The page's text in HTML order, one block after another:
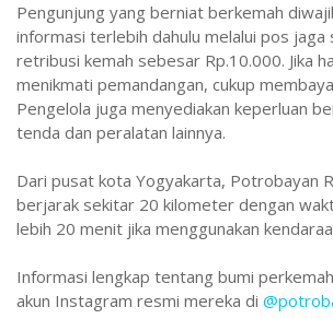
Pengunjung yang berniat berkemah
informasi terlebih dahulu melalui pos
retribusi kemah sebesar Rp.10.000. Jika
menikmati pemandangan, cukup
Pengelola juga menyediakan keperluan
tenda dan peralatan lainnya.
Dari pusat kota Yogyakarta, Potrobayan
berjarak sekitar 20 kilometer dengan
lebih 20 menit jika menggunakan
Informasi lengkap tentang bumi
akun Instagram resmi mereka di